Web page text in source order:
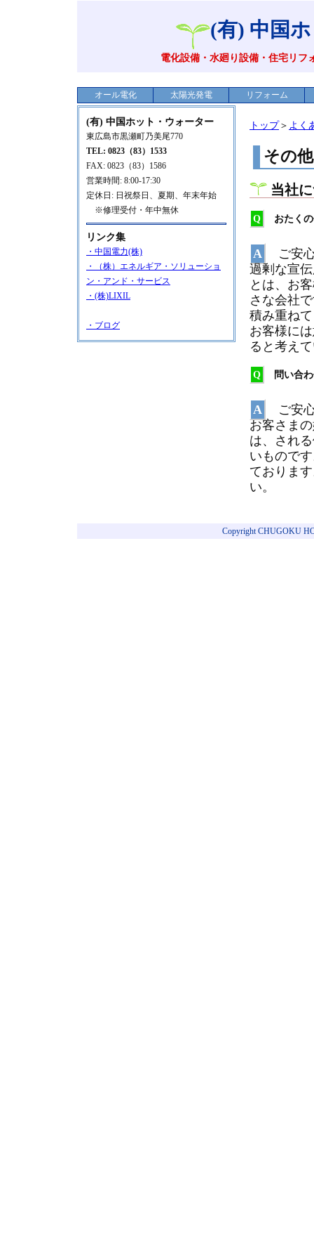
(有) 中国
電化設備・水廻り設備・住宅リフ
オール電化 太陽光発電 リフォーム
(有) 中国ホット・ウォーター
東広島市黒瀬町乃美尾770
TEL: 0823（83）1533
FAX: 0823（83）1586
営業時間: 8:00-17:30
定休日: 日祝祭日、夏期、年末年始
※修理受付・年中無休
リンク集
・中国電力(株)
・（株）エネルギア・ソリューショ
ン・アンド・サービス
・(株)LIXIL
・ブログ
トップ＞ よく
その
当社
Q おたくの
A
ご安
過剰な宣
とは、お
さな会社
積み重ね
お客様に
ると考え
Q 問い合わ
A
ご安
お客さま
は、され
いもので
ておりま
い。
Copyright CHUGOKU